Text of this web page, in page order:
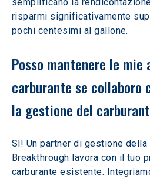
risparmi significativamente
pochi centesimi al gallone.
Posso mantenere le
carburante se collaboro
la gestione del
Sì! Un partner di gestione
Breakthrough lavora con il tuo
carburante esistente.